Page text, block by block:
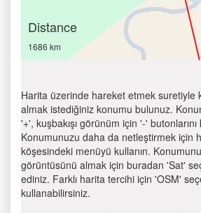
Distance
1686 km
Harita üzerinde hareket etmek suretiyle
almak istediğiniz konumu bulunuz.
'+', kuşbakışı görünüm için '-' butonlarını
Konumunuzu daha da netleştirmek için
köşesindeki menüyü kullanın.
görüntüsünü almak için buradan 'Sat'
ediniz. Farklı harita tercihi için 'OSM'
kullanabilirsiniz.